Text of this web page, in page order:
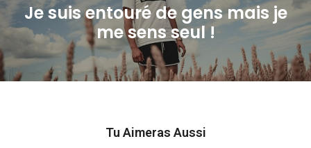
Next
post:
Je suis entouré de gens mais je
me sens seul !
Tu Aimeras Aussi